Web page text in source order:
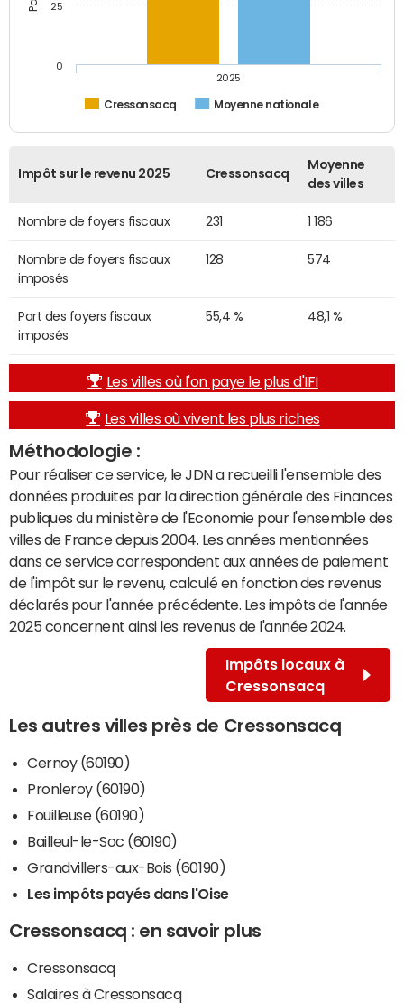
Cressonsacq Moyenne nationale
2025
0
25
Impôt sur le revenu 2025 Cressonsacq
Moyenne
des villes
Nombre de foyers fiscaux 231 1 186
Nombre de foyers fiscaux
imposés
128 574
Part des foyers fiscaux
imposés
55,4 % 48,1 %
Les villes où l'on paye le plus d'IFI
Les villes où vivent les plus riches
Méthodologie :
Pour réaliser ce service, le JDN a recueilli l'ensemble des
données produites par la direction générale des Finances
publiques du ministère de l'Economie pour l'ensemble des
villes de France depuis 2004. Les années mentionnées
dans ce service correspondent aux années de paiement
de l'impôt sur le revenu, calculé en fonction des revenus
déclarés pour l'année précédente. Les impôts de l'année
2025 concernent ainsi les revenus de l'année 2024.
Impôts locaux à
Cressonsacq
Les autres villes près de Cressonsacq
Cernoy (60190)
Pronleroy (60190)
Fouilleuse (60190)
Bailleul-le-Soc (60190)
Grandvillers-aux-Bois (60190)
Les impôts payés dans l'Oise
Cressonsacq : en savoir plus
Cressonsacq
Salaires à Cressonsacq